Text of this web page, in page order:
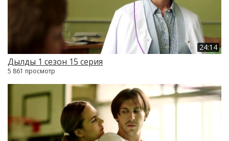
24:14
Дылды 1 сезон 15 серия
5 861 просмотр